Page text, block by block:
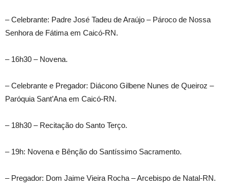
– Celebrante: Padre José Tadeu de Araújo – Pároco de Nossa
Senhora de Fátima em Caicó-RN.
– 16h30 – Novena.
– Celebrante e Pregador: Diácono Gilbene Nunes de Queiroz –
Paróquia Sant’Ana em Caicó-RN.
– 18h30 – Recitação do Santo Terço.
– 19h: Novena e Bênção do Santíssimo Sacramento.
– Pregador: Dom Jaime Vieira Rocha – Arcebispo de Natal-RN.